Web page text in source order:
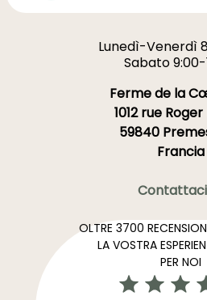
Lunedì-Venerdì
Sabato 9:00-
Ferme de la
1012 rue
59840
Francia
OLTRE 3700
LA VOSTRA
PER NOI